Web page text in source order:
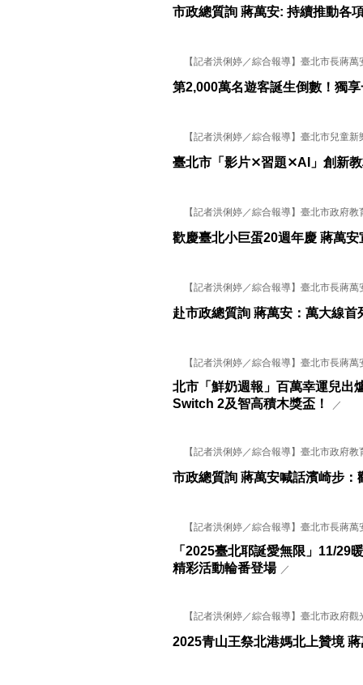
市政總質詢 蔣萬安: 持續推動各
【記者洪俐婷／綜合報導】臺北市長蔣萬
第2,000萬名遊客誕生倒數！獨
【記者洪俐婷／綜合報導】臺北市兒童新
臺北市「影片⨯習題⨯AI」創新
【記者洪俐婷／綜合報導】臺北市政府教
歡慶臺北小巨蛋20週年慶 蔣萬
【記者洪俐婷／綜合報導】臺北市長蔣萬
赴市政總質詢 蔣萬安：萬大線
【記者洪俐婷／綜合報導】臺北市長蔣萬
北市「鮮奶週報」百萬幸運兒出
Switch 2及智高積木獎盃！
／
【記者洪俐婷／綜合報導】臺北市政府教
市政總質詢 蔣萬安喊話濱崎步：
【記者洪俐婷／綜合報導】臺北市長蔣萬
「2025臺北耶誕愛無限」11/29
精彩活動輪番登場 ／
【記者洪俐婷／綜合報導】臺北市政府觀
2025青山王祭北港媽北上贊境